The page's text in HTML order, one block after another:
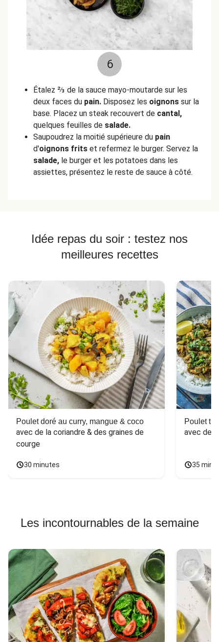
6
Étalez ⅔ de la sauce mayo-moutarde sur les
deux faces du pain. Disposez les oignons sur la
base. Placez un steak recouvert de cantal,
quelques feuilles de salade.
Saupoudrez la moitié supérieure du pain
d'oignons frits et refermez le burger. Servez la
salade, le burger et les potatoes dans les
assiettes, présentez le reste de sauce à côté.
Idée repas du soir : testez nos
meilleures recettes
Poulet doré au curry, mangue & coco
avec de la coriandre & des graines de
courge
30 minutes
Poulet
avec des
35
Les incontournables de la semaine